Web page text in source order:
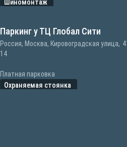
Шиномонтаж
Паркинг у ТЦ Глобал Сити
Россия, Москва, Кировоградская улица,
14
Платная парковка
Охраняемая стоянка